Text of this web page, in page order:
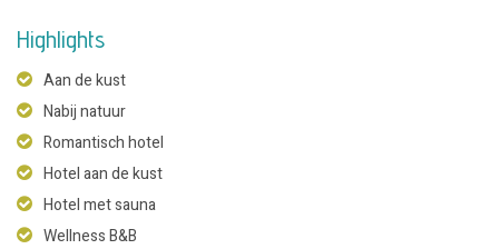
Highlights
Aan de kust
Nabij natuur
Romantisch hotel
Hotel aan de kust
Hotel met sauna
Wellness B&B